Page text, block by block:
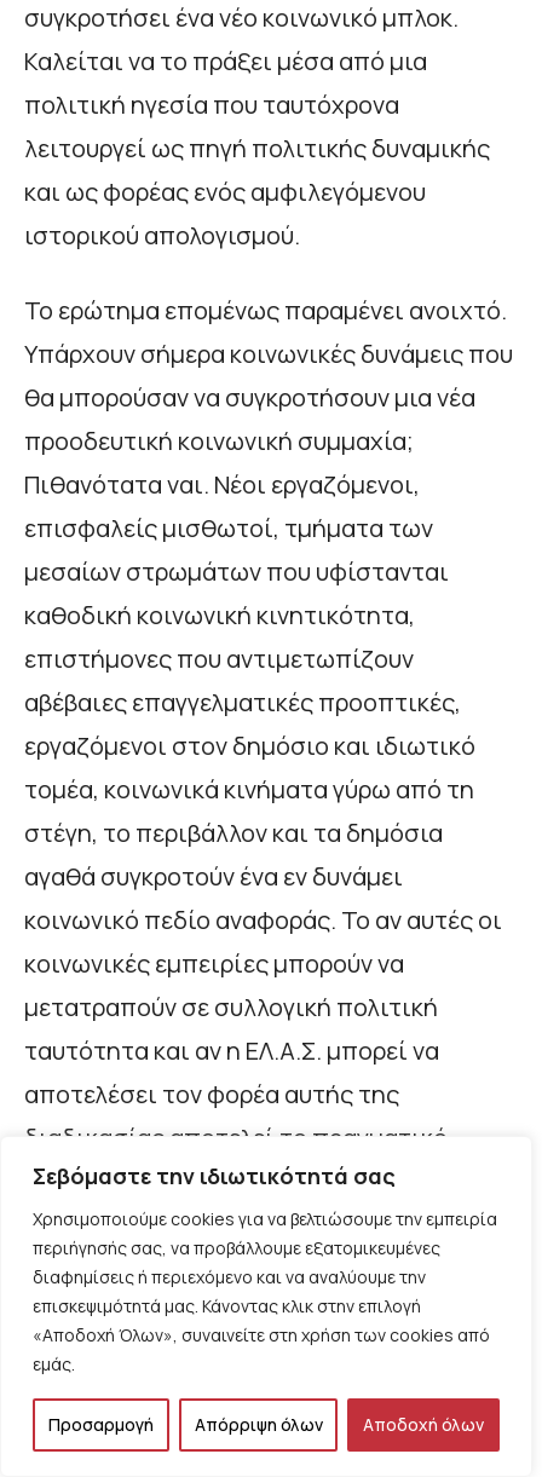
Σεβόμαστε την ιδιωτικότητά σας
Χρησιμοποιούμε cookies για να βελτιώσουμε την εμπειρία
περιήγησής σας, να προβάλλουμε εξατομικευμένες
διαφημίσεις ή περιεχόμενο και να αναλύουμε την
επισκεψιμότητά μας. Κάνοντας κλικ στην επιλογή
«Αποδοχή Όλων», συναινείτε στη χρήση των cookies από
εμάς.
Προσαρμογή Απόρριψη όλων Αποδοχή όλων
συγκροτήσει ένα νέο κοινωνικό μπλοκ.
Καλείται να το πράξει μέσα από μια
πολιτική ηγεσία που ταυτόχρονα
λειτουργεί ως πηγή πολιτικής δυναμικής
και ως φορέας ενός αμφιλεγόμενου
ιστορικού απολογισμού.
Το ερώτημα επομένως παραμένει ανοιχτό.
Υπάρχουν σήμερα κοινωνικές δυνάμεις που
θα μπορούσαν να συγκροτήσουν μια νέα
προοδευτική κοινωνική συμμαχία;
Πιθανότατα ναι. Νέοι εργαζόμενοι,
επισφαλείς μισθωτοί, τμήματα των
μεσαίων στρωμάτων που υφίστανται
καθοδική κοινωνική κινητικότητα,
επιστήμονες που αντιμετωπίζουν
αβέβαιες επαγγελματικές προοπτικές,
εργαζόμενοι στον δημόσιο και ιδιωτικό
τομέα, κοινωνικά κινήματα γύρω από τη
στέγη, το περιβάλλον και τα δημόσια
αγαθά συγκροτούν ένα εν δυνάμει
κοινωνικό πεδίο αναφοράς. Το αν αυτές οι
κοινωνικές εμπειρίες μπορούν να
μετατραπούν σε συλλογική πολιτική
ταυτότητα και αν η ΕΛ.Α.Σ. μπορεί να
αποτελέσει τον φορέα αυτής της
διαδικασίας αποτελεί το πραγματικό
πολιτικό διακύβευμα της επόμενης
περιόδου.
Το κρίσιμο ζήτημα δεν είναι επομένως
μόνο αν υπάρχει κοινωνική δυσαρέσκεια,
οργανωτικοί και ιδεολογικοί μηχανισμοί